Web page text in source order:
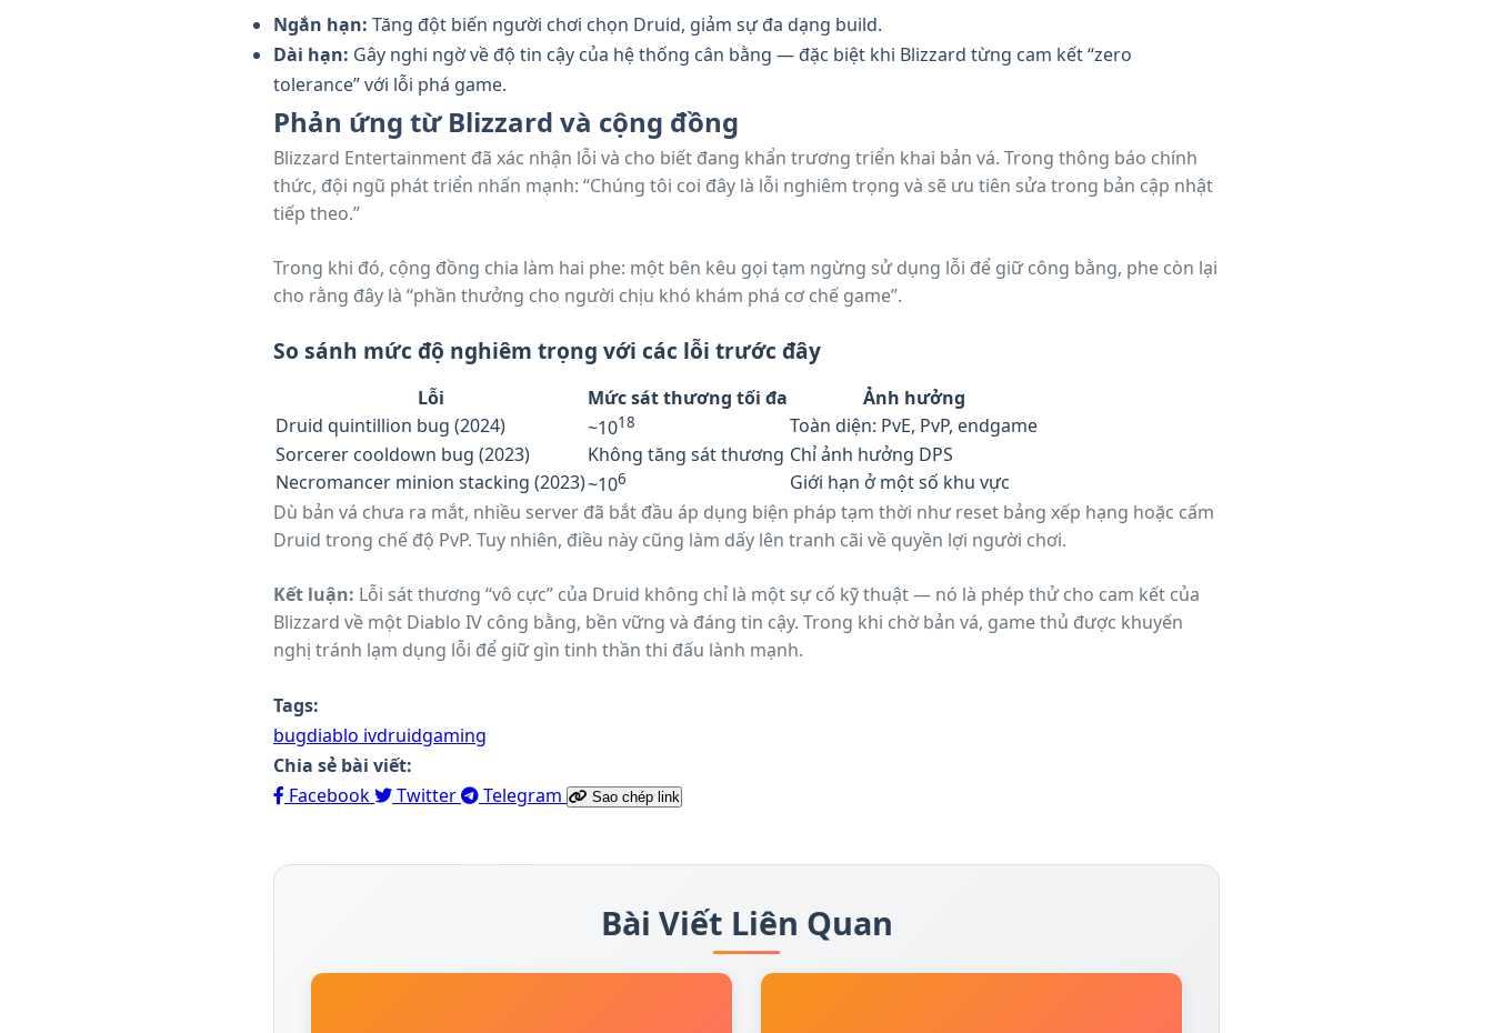
Ngắn hạn: Tăng đột biến người chơi chọn Druid, giảm sự đa dạng build.
Dài hạn: Gây nghi ngờ về độ tin cậy của hệ thống cân bằng — đặc biệt khi Blizzard từng cam kết “zero
tolerance” với lỗi phá game.
Phản ứng từ Blizzard và cộng đồng
Blizzard Entertainment đã xác nhận lỗi và cho biết đang khẩn trương triển khai bản vá. Trong thông báo chính
thức, đội ngũ phát triển nhấn mạnh: “Chúng tôi coi đây là lỗi nghiêm trọng và sẽ ưu tiên sửa trong bản cập nhật
tiếp theo.”
Trong khi đó, cộng đồng chia làm hai phe: một bên kêu gọi tạm ngừng sử dụng lỗi để giữ công bằng, phe còn lại
cho rằng đây là “phần thưởng cho người chịu khó khám phá cơ chế game”.
So sánh mức độ nghiêm trọng với các lỗi trước đây
Lỗi Mức sát thương tối đa
Ảnh hưởng
Druid quintillion bug (2024)
~1018
Toàn diện: PvE, PvP, endgame
Sorcerer cooldown bug (2023)
Không tăng sát thương Chỉ ảnh hưởng DPS
Necromancer minion stacking (2023)~106
Giới hạn ở một số khu vực
Dù bản vá chưa ra mắt, nhiều server đã bắt đầu áp dụng biện pháp tạm thời như reset bảng xếp hạng hoặc cấm
Druid trong chế độ PvP. Tuy nhiên, điều này cũng làm dấy lên tranh cãi về quyền lợi người chơi.
Kết luận: Lỗi sát thương “vô cực” của Druid không chỉ là một sự cố kỹ thuật — nó là phép thử cho cam kết của
Blizzard về một Diablo IV công bằng, bền vững và đáng tin cậy. Trong khi chờ bản vá, game thủ được khuyến
nghị tránh lạm dụng lỗi để giữ gìn tinh thần thi đấu lành mạnh.
Tags:
bugdiablo ivdruidgaming
Chia sẻ bài viết:
Facebook
Twitter Telegram Sao chép link
Bài Viết Liên Quan